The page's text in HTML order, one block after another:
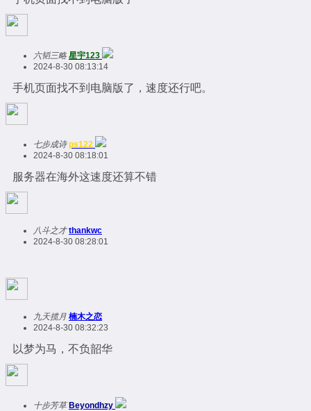
六韬三略 星宇123
2024-8-30 08:13:14
手机页面找不到电脑版了，速度还行吧。
七步成诗 ps122
2024-8-30 08:18:01
服务器在海外这速度还算不错
八斗之才 thankwc
2024-8-30 08:28:01
九天揽月 楠木之恋
2024-8-30 08:32:23
以梦为马，不负韶华
十步芳草 Beyondhzy